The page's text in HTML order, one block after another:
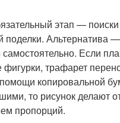
этап —
поделки. Альтернатива
Если
трафарет
копировальной
то рисунок делают
пропорций.